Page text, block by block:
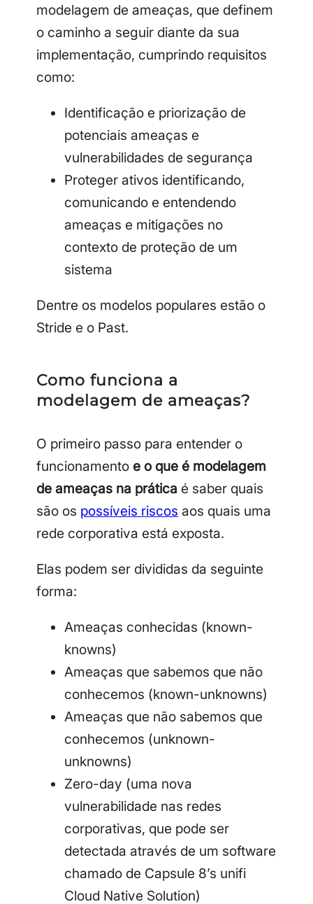
modelagem de ameaças, que definem
o caminho a seguir diante da sua
implementação, cumprindo requisitos
como:
Identificação e priorização de
potenciais ameaças e
vulnerabilidades de segurança
Proteger ativos identificando,
comunicando e entendendo
ameaças e mitigações no
contexto de proteção de um
sistema
Dentre os modelos populares estão o
Stride e o Past.
Como funciona a
modelagem de ameaças?
O primeiro passo para entender o
funcionamento e o que é modelagem
de ameaças na prática é saber quais
são os possíveis riscos aos quais uma
rede corporativa está exposta.
Elas podem ser divididas da seguinte
forma:
Ameaças conhecidas (known-
knowns)
Ameaças que sabemos que não
conhecemos (known-unknowns)
Ameaças que não sabemos que
conhecemos (unknown-
unknowns)
Zero-day (uma nova
vulnerabilidade nas redes
corporativas, que pode ser
detectada através de um software
chamado de Capsule 8’s unifi
Cloud Native Solution)